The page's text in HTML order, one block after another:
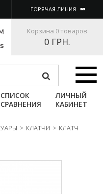
ГОРЯЧАЯ ЛИНИЯ
Корзина 0 товаров
0 ГРН.
СПИСОК
СРАВНЕНИЯ
ЛИЧНЫЙ
КАБИНЕТ
> КЛАТЧИ > КЛАТЧ